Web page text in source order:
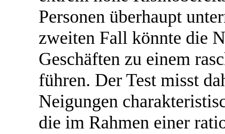
Personen überhaupt
zweiten Fall könnte die
Geschäften zu einem
führen. Der Test misst
Neigungen
die im Rahmen einer